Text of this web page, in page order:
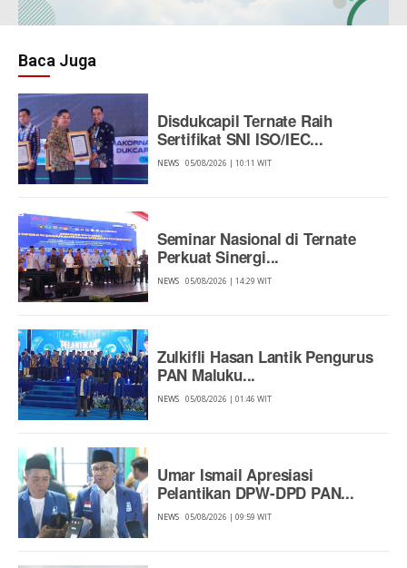
Baca Juga
Disdukcapil Ternate Raih
Sertifikat SNI ISO/IEC...
NEWS 05/08/2026 | 10:11 WIT
Seminar Nasional di Ternate
Perkuat Sinergi...
NEWS 05/08/2026 | 14:29 WIT
Zulkifli Hasan Lantik Pengurus
PAN Maluku...
NEWS 05/08/2026 | 01:46 WIT
Umar Ismail Apresiasi
Pelantikan DPW-DPD PAN...
NEWS 05/08/2026 | 09:59 WIT